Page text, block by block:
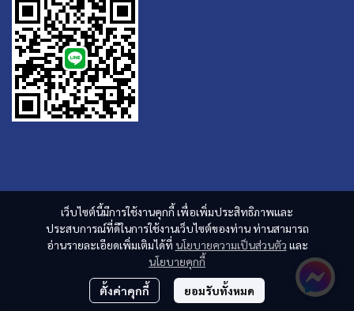
เว็บไซต์นี้มีการใช้งานคุกกี้ เพื่อเพิ่มประสิทธิภาพและ
ประสบการณ์ที่ดีในการใช้งานเว็บไซต์ของท่าน ท่านสามารถ
อ่านรายละเอียดเพิ่มเติมได้ที่ นโยบายความเป็นส่วนตัว และ
นโยบายคุกกี้
ตั้งค่าคุกกี้ ยอมรับทั้งหมด